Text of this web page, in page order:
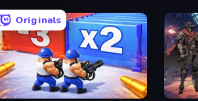
Originals
Battle Brigade